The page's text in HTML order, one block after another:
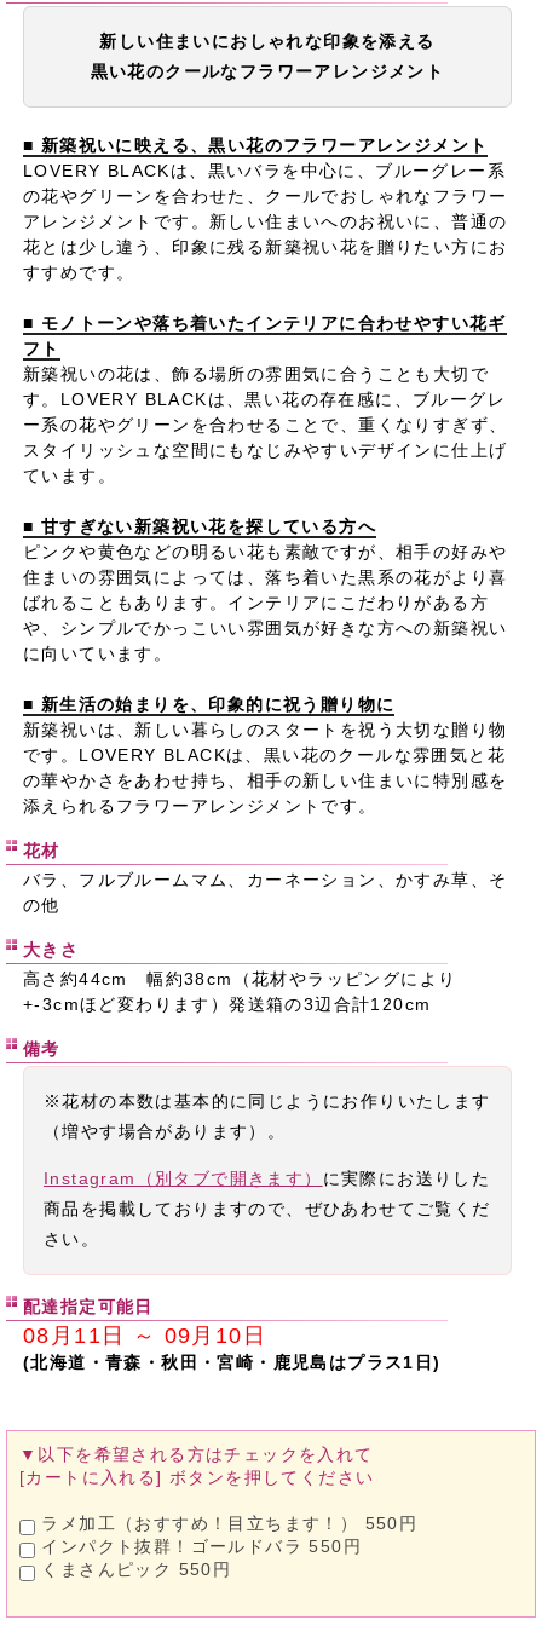
新しい住まいにおしゃれな印象を添える
黒い花のクールなフラワーアレンジメント
■ 新築祝いに映える、黒い花のフラワーアレンジメント
LOVERY BLACKは、黒いバラを中心に、ブルーグレー系
の花やグリーンを合わせた、クールでおしゃれなフラワー
アレンジメントです。新しい住まいへのお祝いに、普通の
花とは少し違う、印象に残る新築祝い花を贈りたい方にお
すすめです。
■ モノトーンや落ち着いたインテリアに合わせやすい花ギ
フト
新築祝いの花は、飾る場所の雰囲気に合うことも大切で
す。LOVERY BLACKは、黒い花の存在感に、ブルーグレ
ー系の花やグリーンを合わせることで、重くなりすぎず、
スタイリッシュな空間にもなじみやすいデザインに仕上げ
ています。
■ 甘すぎない新築祝い花を探している方へ
ピンクや黄色などの明るい花も素敵ですが、相手の好みや
住まいの雰囲気によっては、落ち着いた黒系の花がより喜
ばれることもあります。インテリアにこだわりがある方
や、シンプルでかっこいい雰囲気が好きな方への新築祝い
に向いています。
■ 新生活の始まりを、印象的に祝う贈り物に
新築祝いは、新しい暮らしのスタートを祝う大切な贈り物
です。LOVERY BLACKは、黒い花のクールな雰囲気と花
の華やかさをあわせ持ち、相手の新しい住まいに特別感を
添えられるフラワーアレンジメントです。
花材
バラ、フルブルームマム、カーネーション、かすみ草、そ
の他
大きさ
高さ約44cm 幅約38cm（花材やラッピングにより
+-3cmほど変わります）発送箱の3辺合計120cm
備考
※花材の本数は基本的に同じようにお作りいたします
（増やす場合があります）。
Instagram（別タブで開きます） に実際にお送りした
商品を掲載しておりますので、ぜひあわせてご覧くだ
さい。
配達指定可能日
08月11日 ～ 09月10日
(北海道・青森・秋田・宮崎・鹿児島はプラス1日)
▼以下を希望される方はチェックを入れて
[カートに入れる] ボタンを押してください
ラメ加工（おすすめ！目立ちます！） 550円
インパクト抜群！ゴールドバラ 550円
くまさんピック 550円